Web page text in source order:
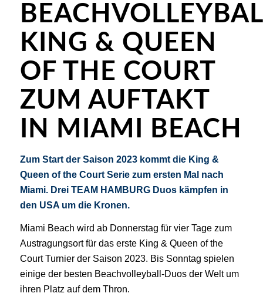
KING & QUEEN
OF THE COURT
ZUM AUFTAKT
IN MIAMI BEACH
Zum Start der Saison 2023 kommt die King &
Queen of the Court Serie zum ersten Mal nach
Miami. Drei TEAM HAMBURG Duos kämpfen in
den USA um die Kronen.
Miami Beach wird ab Donnerstag für vier Tage zum
Austragungsort für das erste King & Queen of the
Court Turnier der Saison 2023. Bis Sonntag spielen
einige der besten Beachvolleyball-Duos der Welt um
ihren Platz auf dem Thron.